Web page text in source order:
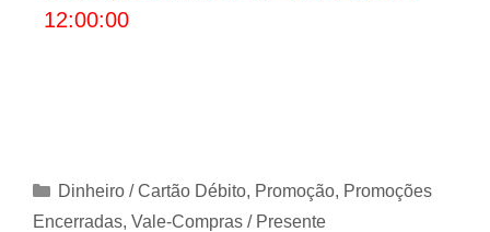
12:00:00
Categorias
Dinheiro / Cartão Débito, Promoção, Promoções
Encerradas, Vale-Compras / Presente